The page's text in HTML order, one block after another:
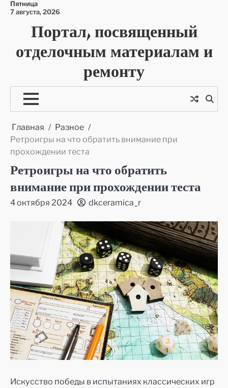
Перейти
содержимому
Пятница
7 августа, 2026
Портал, посвященный
отделочным материалам и
ремонту
Главная
Разное
Ретроигры на что обратить внимание при
прохождении теста
Ретроигры на что обратить
внимание при прохождении теста
4 октября 2024 dkceramica_r
Искусство победы в испытаниях классических игр